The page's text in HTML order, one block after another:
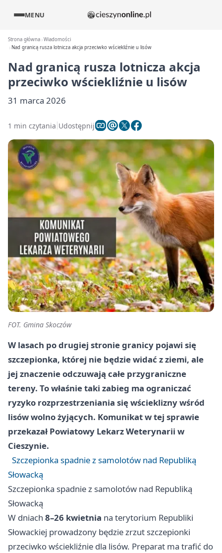
MENU
Strona główna Wiadomości
Nad granicą rusza lotnicza akcja przeciwko wściekliźnie u lisów
Nad granicą rusza lotnicza akcja
przeciwko wściekliźnie u lisów
31 marca 2026
1 min czytania Udostępnij
FOT. Gmina Skoczów
W lasach po drugiej stronie granicy pojawi się
szczepionka, której nie będzie widać z ziemi, ale
jej znaczenie odczuwają całe przygraniczne
tereny. To właśnie taki zabieg ma ograniczać
ryzyko rozprzestrzeniania się wścieklizny wśród
lisów wolno żyjących. Komunikat w tej sprawie
przekazał Powiatowy Lekarz Weterynarii w
Cieszynie.
Szczepionka spadnie z samolotów nad Republiką
Słowacką
Szczepionka spadnie z samolotów nad Republiką
Słowacką
W dniach 8–26 kwietnia na terytorium Republiki
Słowackiej prowadzony będzie zrzut szczepionki
przeciwko wściekliźnie dla lisów. Preparat ma trafić do